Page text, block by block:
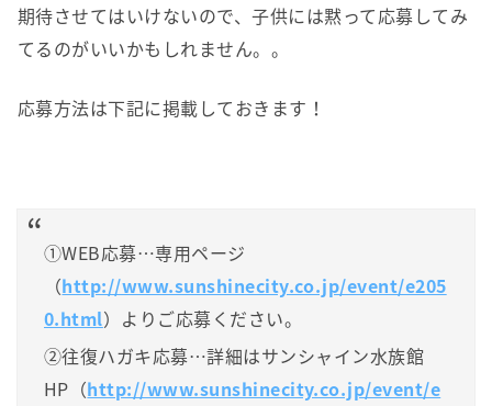
期待させてはいけないので、子供には黙って応募してみ
てるのがいいかもしれません。。
応募方法は下記に掲載しておきます！
①WEB応募…専用ページ
（http://www.sunshinecity.co.jp/event/e205
0.html）よりご応募ください。
②往復ハガキ応募…詳細はサンシャイン水族館
HP（http://www.sunshinecity.co.jp/event/e